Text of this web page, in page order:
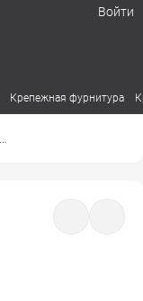
Войти
Крепежная фурнитура